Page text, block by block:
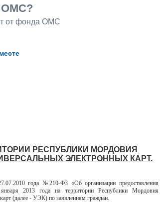
ОМС?
от фонда ОМС
РЕСПУБЛИКИ МОРДОВИЯ
ЭЛЕКТРОННЫХ КАРТ.
года №210-ФЗ «Об организации предоставления
2013 года на территории Республики Мордовия
(далее - УЭК) по заявлениям граждан.